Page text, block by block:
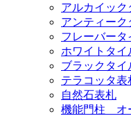
アルカイック
アンティーク
フレーバータ
ホワイトタイ
ブラックタイ
テラコッタ表
自然石表札
機能門柱 オ